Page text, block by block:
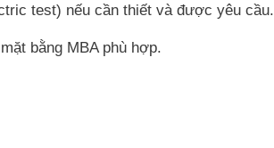
test) nếu cần thiết và được yêu cầu.
bằng MBA phù hợp.